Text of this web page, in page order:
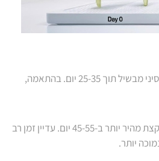
הירקות העליים מציעים יתרון מכריע בזמני הגידול. עלי חסה מגיעים לקטיף תוך 30-45 יום. כרוב סיני מבשיל תוך 25-35 יום. בהתאמה,
ירקות השורש דורשים סבלנות רבה יותר. גזר צריך 70-80 יום להגיע לבגרות מלאה. צנון מתפתח קצת מהיר יותר ב-45-55 יום. עדיין זמן רב
יותר.